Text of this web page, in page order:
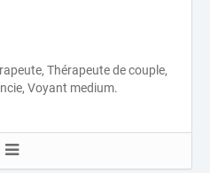
Thérapeute de couple,
Voyant medium.